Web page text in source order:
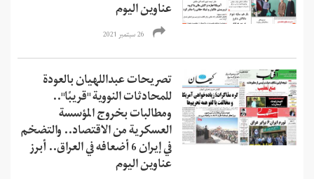
عناوين اليوم
26 سبتمبر 2021
تصريحات عبداللهيان بالعودة
للمحادثات النووية "قريبًا"..
ومطالبات بخروج المؤسسة
العسكرية من الاقتصاد.. والتضخم
في إيران 6 أضعافه في العراق.. أبرز
عناوين اليوم